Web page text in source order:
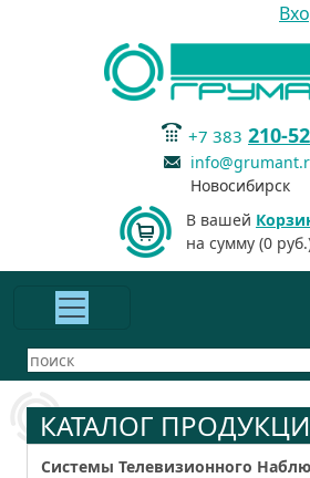
+7 383 210-
Новосибирск
В вашей
на сумму (0
КАТАЛОГ
Системы Телевизионного